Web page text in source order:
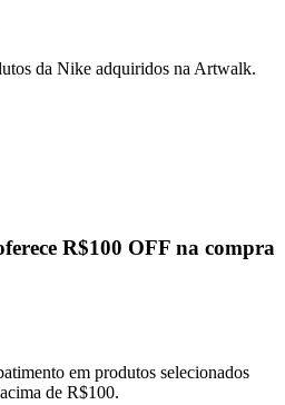
da Nike adquiridos na Artwalk.
R$100 OFF na compra
em produtos selecionados
de R$100.